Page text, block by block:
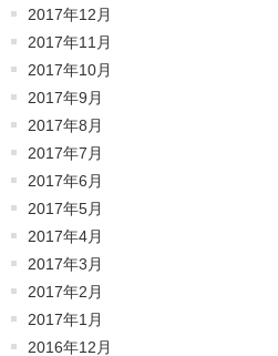
2017年12月
2017年11月
2017年10月
2017年9月
2017年8月
2017年7月
2017年6月
2017年5月
2017年4月
2017年3月
2017年2月
2017年1月
2016年12月